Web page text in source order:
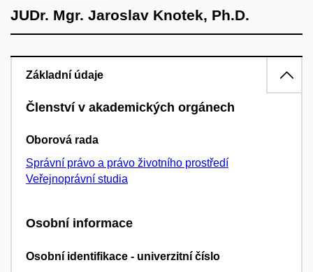
JUDr. Mgr. Jaroslav Knotek, Ph.D.
Základní údaje
Členství v akademických orgánech
Oborová rada
Správní právo a právo životního prostředí
Veřejnoprávní studia
Osobní informace
Osobní identifikace - univerzitní číslo